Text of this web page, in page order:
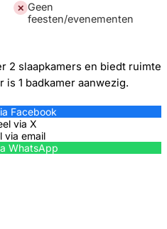
✕ Geen
feesten/evenementen
2 slaapkamers en biedt ruimte
is 1 badkamer aanwezig.
Facebook
via X
via email
WhatsApp